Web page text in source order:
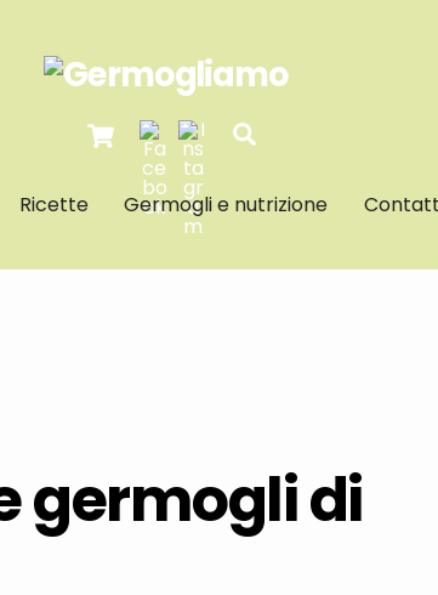
Cart
Ricette Germogli e nutrizione
germogli di